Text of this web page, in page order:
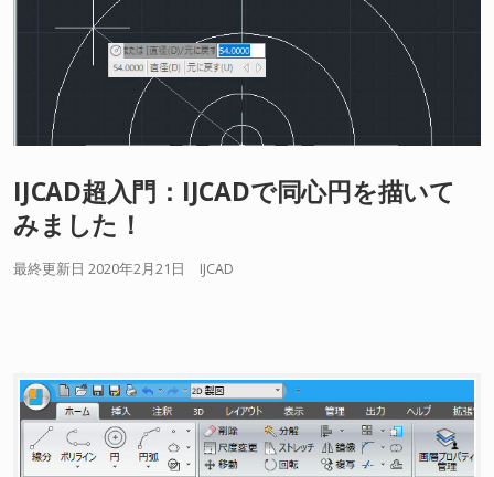
IJCAD超入門：IJCADで同心円を描いて
みました！
最終更新日 2020年2月21日 IJCAD